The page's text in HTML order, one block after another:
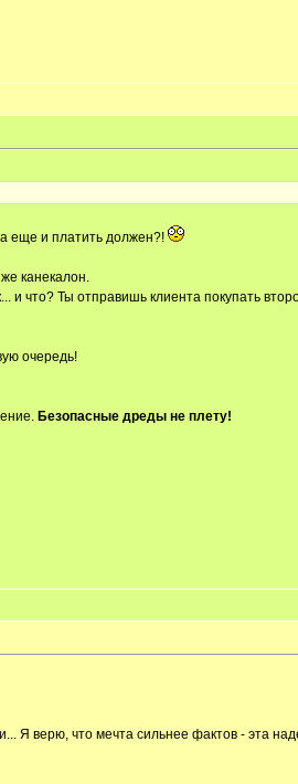
еще и платить должен?!
канекалон.
что? Ты отправишь клиента покупать
очередь!
Безопасные дреды не плету!
Я верю, что мечта сильнее фактов - эта